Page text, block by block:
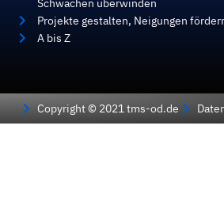
Schwächen überwinden
Projekte gestalten, Neigungen
A bis Z
Copyright © 2021 tms-od.de